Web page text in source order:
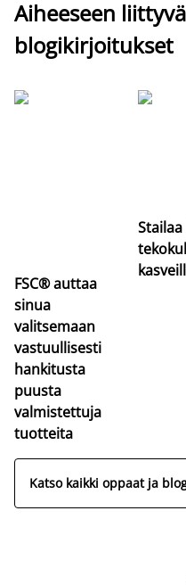
Aiheeseen
blogikirjoitukset
FSC® auttaa
sinua
valitsemaan
vastuullisesti
hankitusta
puusta
valmistettuja
tuotteita
Katso kaikki oppaat ja